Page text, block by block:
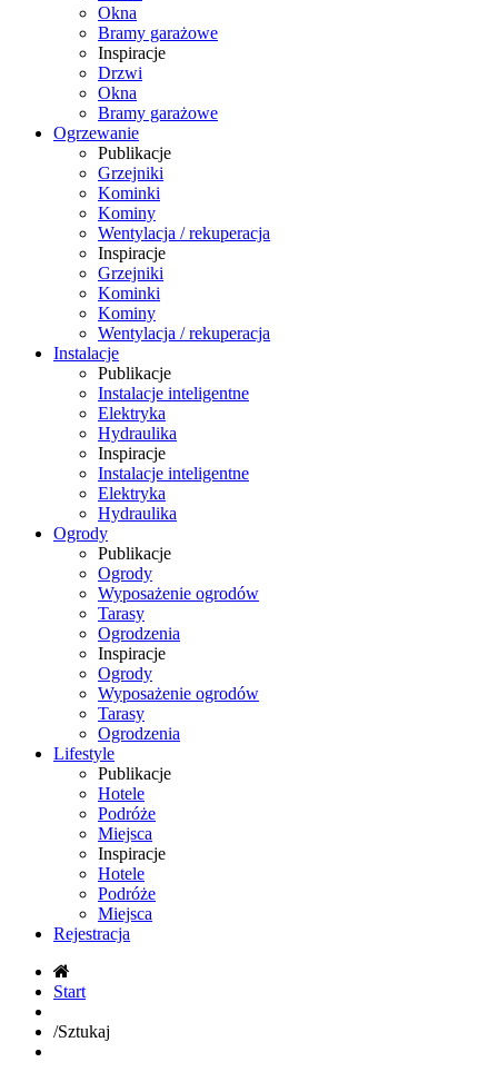
Okna
Bramy garażowe
Inspiracje
Drzwi
Okna
Bramy garażowe
Ogrzewanie
Publikacje
Grzejniki
Kominki
Kominy
Wentylacja / rekuperacja
Inspiracje
Grzejniki
Kominki
Kominy
Wentylacja / rekuperacja
Instalacje
Publikacje
Instalacje inteligentne
Elektryka
Hydraulika
Inspiracje
Instalacje inteligentne
Elektryka
Hydraulika
Ogrody
Publikacje
Ogrody
Wyposażenie ogrodów
Tarasy
Ogrodzenia
Inspiracje
Ogrody
Wyposażenie ogrodów
Tarasy
Ogrodzenia
Lifestyle
Publikacje
Hotele
Podróże
Miejsca
Inspiracje
Hotele
Podróże
Miejsca
Rejestracja
Start
/Sztukaj